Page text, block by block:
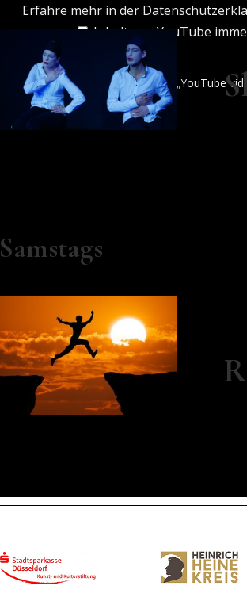
Erfahre mehr in der
Inhalt von YouTube
„YouTube
Samstags